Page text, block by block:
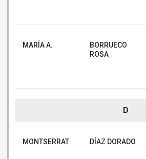
MARÍA A.
BORRUECO
ROSA
D
MONTSERRAT DÍAZ DORADO